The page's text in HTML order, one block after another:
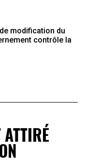
modification du
contrôle la